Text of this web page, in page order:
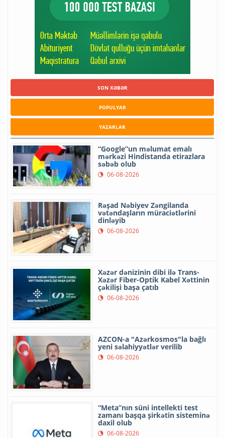
SON XƏBƏR
POPULYAR
YAZARLAR
“Google”un məlumat emalı
mərkəzi Hindistanda etirazlara
səbəb olub
06-08-2026
Rəşad Nəbiyev Zəngilanda
vətəndaşların müraciətlərini
dinləyib
06-08-2026
Xəzər dənizinin dibi ilə Trans-
Xəzər Fiber-Optik Kabel Xəttinin
çəkilişi başa çatıb
06-08-2026
AZCON-a "Azərkosmos"la bağlı
yeni səlahiyyətlər verilib
06-08-2026
“Meta”nın süni intellekti test
zamanı başqa şirkətin sisteminə
daxil olub
06-08-2026